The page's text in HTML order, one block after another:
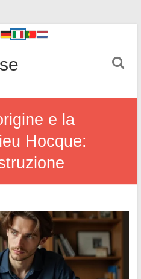
e la
Hocque: